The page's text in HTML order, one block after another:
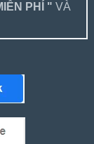
PHÍ " VÀ